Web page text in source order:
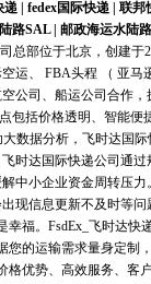
递| fedex国际快递| 联邦
路SAL| 邮政海运水陆路
总部位于北京，创建
运、 FBA头程 （ 亚
公司、船运公司合作
包括价格透明、智能
数据分析，飞时达国
时达国际快递公司通
中小企业资金周转压
现信息更新不及时等
福。FsdEx_飞时达
您的运输需求量身定制
格优势、高效服务、客